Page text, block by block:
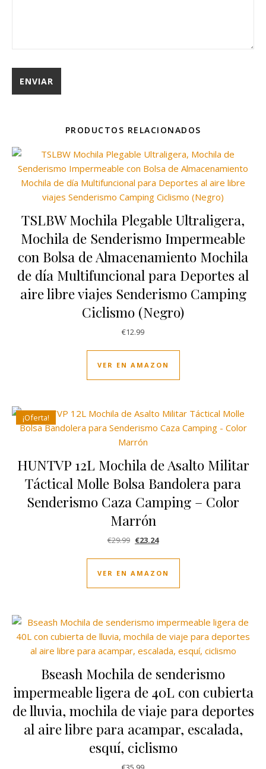
PRODUCTOS RELACIONADOS
TSLBW Mochila Plegable Ultraligera,
Mochila de Senderismo Impermeable
con Bolsa de Almacenamiento Mochila
de día Multifuncional para Deportes al
aire libre viajes Senderismo Camping
Ciclismo (Negro)
€12.99
VER EN AMAZON
¡Oferta!
HUNTVP 12L Mochila de Asalto Militar
Táctical Molle Bolsa Bandolera para
Senderismo Caza Camping – Color
Marrón
€29.99 El precio original era: €29.99.
€23.24El precio actual es: €23.24.
VER EN AMAZON
Bseash Mochila de senderismo
impermeable ligera de 40L con cubierta
de lluvia, mochila de viaje para deportes
al aire libre para acampar, escalada,
esquí, ciclismo